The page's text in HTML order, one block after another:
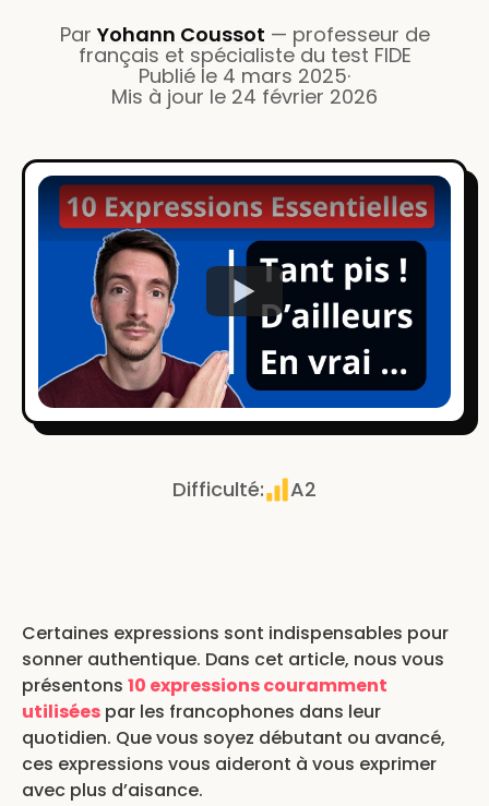
Par Yohann Coussot — professeur de
français et spécialiste du test FIDE
Publié le 4 mars 2025·
Mis à jour le 24 février 2026
Watch
Difficulté: A2
Certaines expressions sont indispensables pour
sonner authentique. Dans cet article, nous vous
présentons 10 expressions couramment
utilisées par les francophones dans leur
quotidien. Que vous soyez débutant ou avancé,
ces expressions vous aideront à vous exprimer
avec plus d’aisance.